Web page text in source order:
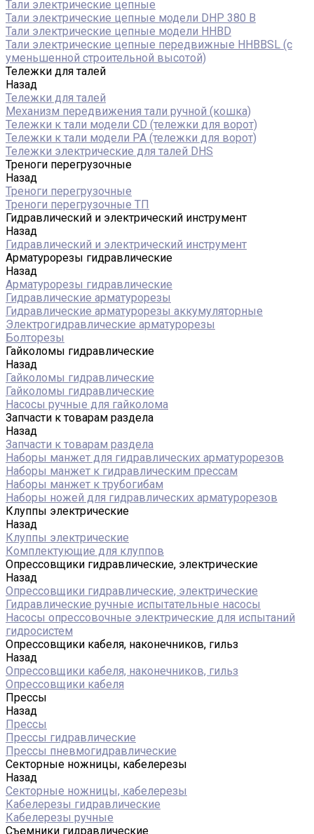
Тали электрические цепные
Тали электрические цепные модели DHP 380 В
Тали электрические цепные модели HHBD
Тали электрические цепные передвижные HHBBSL (с
уменьшенной строительной высотой)
Тележки для талей
Назад
Тележки для талей
Механизм передвижения тали ручной (кошка)
Тележки к тали модели CD (тележки для ворот)
Тележки к тали модели РА (тележки для ворот)
Тележки электрические для талей DHS
Треноги перегрузочные
Назад
Треноги перегрузочные
Треноги перегрузочные ТП
Гидравлический и электрический инструмент
Назад
Гидравлический и электрический инструмент
Арматурорезы гидравлические
Назад
Арматурорезы гидравлические
Гидравлические арматурорезы
Гидравлические арматурорезы аккумуляторные
Электрогидравлические арматурорезы
Болторезы
Гайколомы гидравлические
Назад
Гайколомы гидравлические
Гайколомы гидравлические
Насосы ручные для гайколома
Запчасти к товарам раздела
Назад
Запчасти к товарам раздела
Наборы манжет для гидравлических арматурорезов
Наборы манжет к гидравлическим прессам
Наборы манжет к трубогибам
Наборы ножей для гидравлических арматурорезов
Клуппы электрические
Назад
Клуппы электрические
Комплектующие для клуппов
Опрессовщики гидравлические, электрические
Назад
Опрессовщики гидравлические, электрические
Гидравлические ручные испытательные насосы
Насосы опрессовочные электрические для испытаний
гидросистем
Опрессовщики кабеля, наконечников, гильз
Назад
Опрессовщики кабеля, наконечников, гильз
Опрессовщики кабеля
Прессы
Назад
Прессы
Прессы гидравлические
Прессы пневмогидравлические
Секторные ножницы, кабелерезы
Назад
Секторные ножницы, кабелерезы
Кабелерезы гидравлические
Кабелерезы ручные
Съемники гидравлические